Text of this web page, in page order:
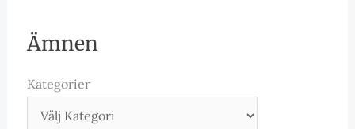
Ämnen
Kategorier